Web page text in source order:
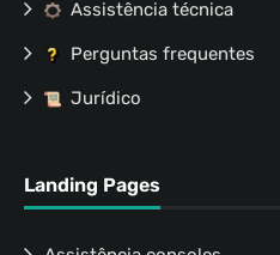
Assistência técnica
Perguntas frequentes
Jurídico
Landing Pages